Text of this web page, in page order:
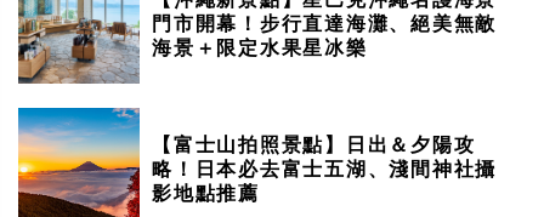
門市開幕！步行直達海灘、絕美無敵
海景＋限定水果星冰樂
【富士山拍照景點】日出＆夕陽攻
略！日本必去富士五湖、淺間神社攝
影地點推薦